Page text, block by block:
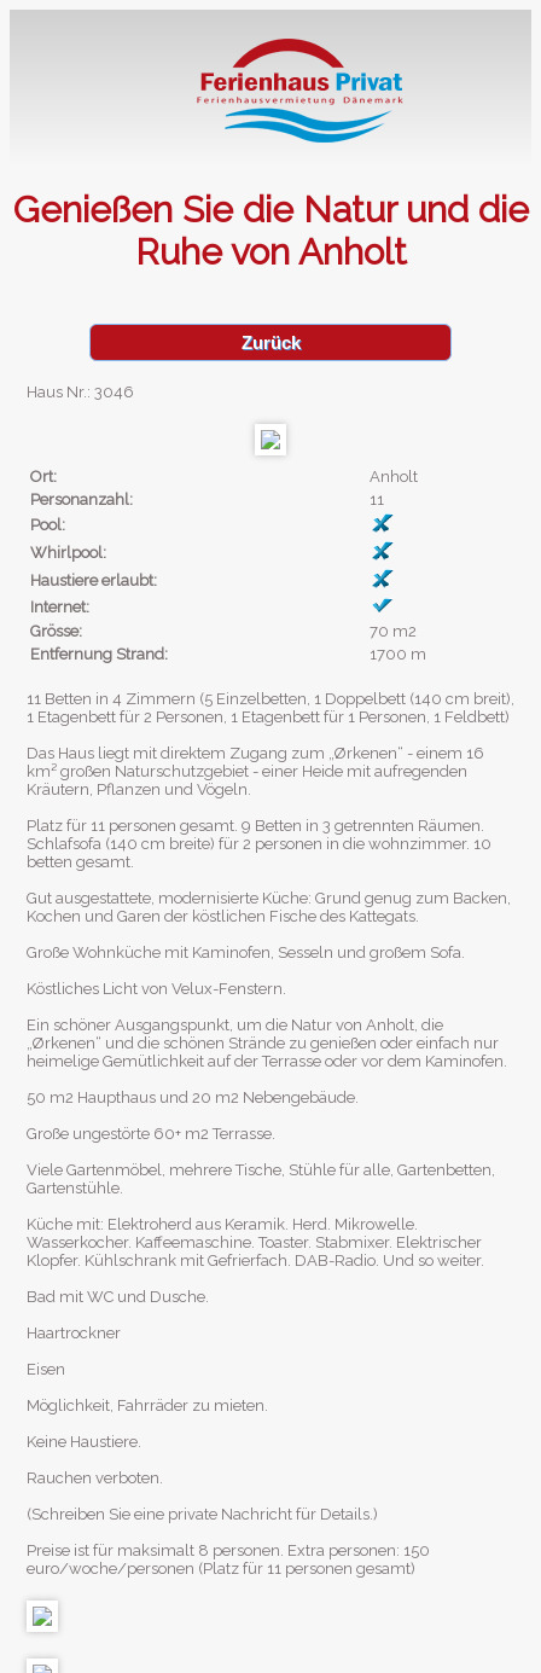
Genießen Sie die Natur und die
Ruhe von Anholt
Zurück
Haus Nr.: 3046
Ort:
Anholt
Personanzahl:
11
Pool:
Whirlpool:
Haustiere erlaubt:
Internet:
Grösse:
70 m2
Entfernung Strand:
1700 m
11 Betten in 4 Zimmern (5 Einzelbetten, 1 Doppelbett (140 cm breit),
1 Etagenbett für 2 Personen, 1 Etagenbett für 1 Personen, 1 Feldbett)
Das Haus liegt mit direktem Zugang zum „Ørkenen“ - einem 16
km² großen Naturschutzgebiet - einer Heide mit aufregenden
Kräutern, Pflanzen und Vögeln.
Platz für 11 personen gesamt. 9 Betten in 3 getrennten Räumen.
Schlafsofa (140 cm breite) für 2 personen in die wohnzimmer. 10
betten gesamt.
Gut ausgestattete, modernisierte Küche: Grund genug zum Backen,
Kochen und Garen der köstlichen Fische des Kattegats.
Große Wohnküche mit Kaminofen, Sesseln und großem Sofa.
Köstliches Licht von Velux-Fenstern.
Ein schöner Ausgangspunkt, um die Natur von Anholt, die
„Ørkenen“ und die schönen Strände zu genießen oder einfach nur
heimelige Gemütlichkeit auf der Terrasse oder vor dem Kaminofen.
50 m2 Haupthaus und 20 m2 Nebengebäude.
Große ungestörte 60+ m2 Terrasse.
Viele Gartenmöbel, mehrere Tische, Stühle für alle, Gartenbetten,
Gartenstühle.
Küche mit: Elektroherd aus Keramik. Herd. Mikrowelle.
Wasserkocher. Kaffeemaschine. Toaster. Stabmixer. Elektrischer
Klopfer. Kühlschrank mit Gefrierfach. DAB-Radio. Und so weiter.
Bad mit WC und Dusche.
Haartrockner
Eisen
Möglichkeit, Fahrräder zu mieten.
Keine Haustiere.
Rauchen verboten.
(Schreiben Sie eine private Nachricht für Details.)
Preise ist für maksimalt 8 personen. Extra personen: 150
euro/woche/personen (Platz für 11 personen gesamt)